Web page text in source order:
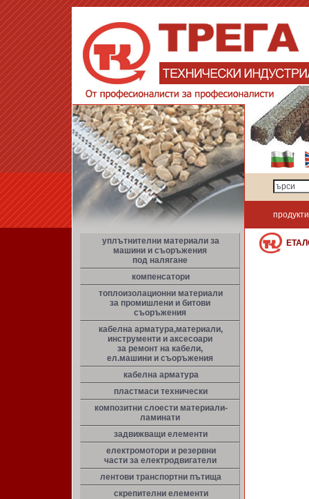
продукти
уплътнителни материали за
машини и съоръжения
под налягане
компенсатори
топлоизолационни материали
за промишлени и битови
съоръжения
кабелна арматура,материали,
инструменти и аксесоари
за ремонт на кабели,
ел.машини и съоръжения
кабелна арматура
пластмаси технически
композитни слоести материали-
ламинати
задвижващи елементи
електромотори и резервни
части за електродвигатели
лентови транспортни пътища
скрепителни елементи